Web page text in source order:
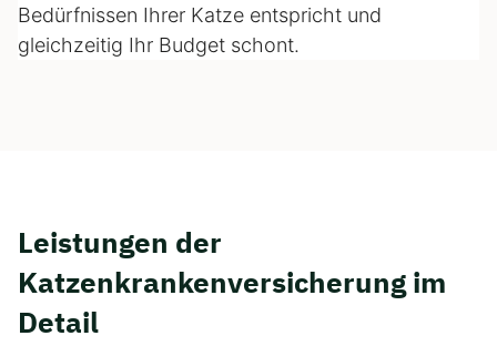
Bedürfnissen Ihrer Katze entspricht und
gleichzeitig Ihr Budget schont.
Leistungen der
Katzenkrankenversicherung im
Detail